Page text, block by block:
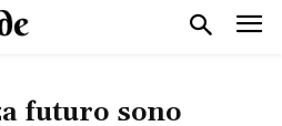
futuro sono